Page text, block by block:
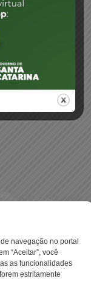
navegação no portal
“Aceitar”, você
as funcionalidades
estritamente